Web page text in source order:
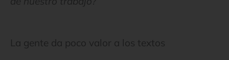
La gente da poco valor a los textos